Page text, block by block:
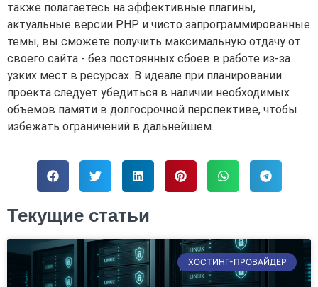
также полагаетесь на эффективные плагины,
актуальные версии PHP и чисто запрограммированные
темы, вы сможете получить максимальную отдачу от
своего сайта - без постоянных сбоев в работе из-за
узких мест в ресурсах. В идеале при планировании
проекта следует убедиться в наличии необходимых
объемов памяти в долгосрочной перспективе, чтобы
избежать ограничений в дальнейшем.
Текущие статьи
ХОСТИНГ-ПРОВАЙДЕР